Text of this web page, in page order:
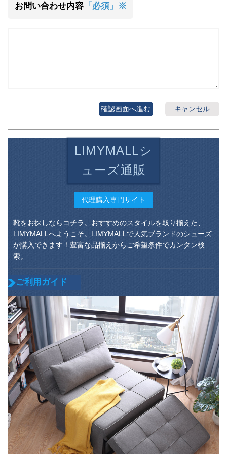
お問い合わせ内容「必須」※
キャンセル
確認画面へ進む
LIMYMALLシ
ューズ通販
代理購入専門サイト
靴をお探しならコチラ。おすすめのスタイルを取り揃えた、
LIMYMALLへようこそ。LIMYMALLで人気ブランドのシューズ
が購入できます！豊富な品揃えからご希望条件でカンタン検
索。
ご利用ガイド